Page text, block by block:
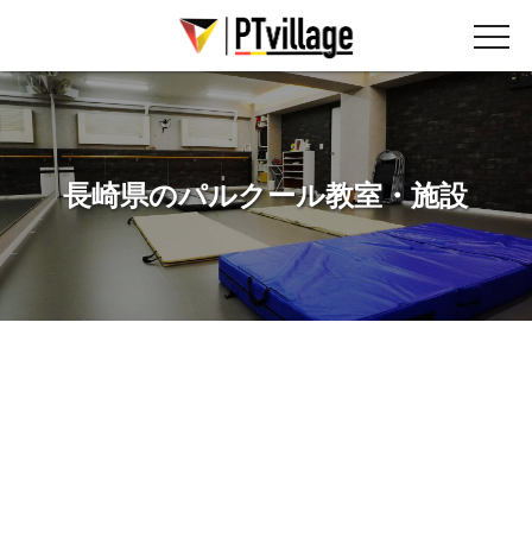
長崎県のパルクール教室・施設